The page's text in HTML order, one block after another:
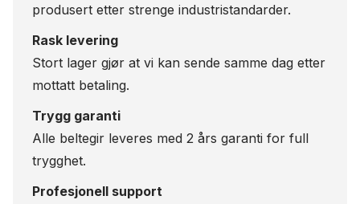
produsert etter strenge industristandarder.
Rask levering
Stort lager gjør at vi kan sende samme dag etter
mottatt betaling.
Trygg garanti
Alle beltegir leveres med 2 års garanti for full
trygghet.
Profesjonell support